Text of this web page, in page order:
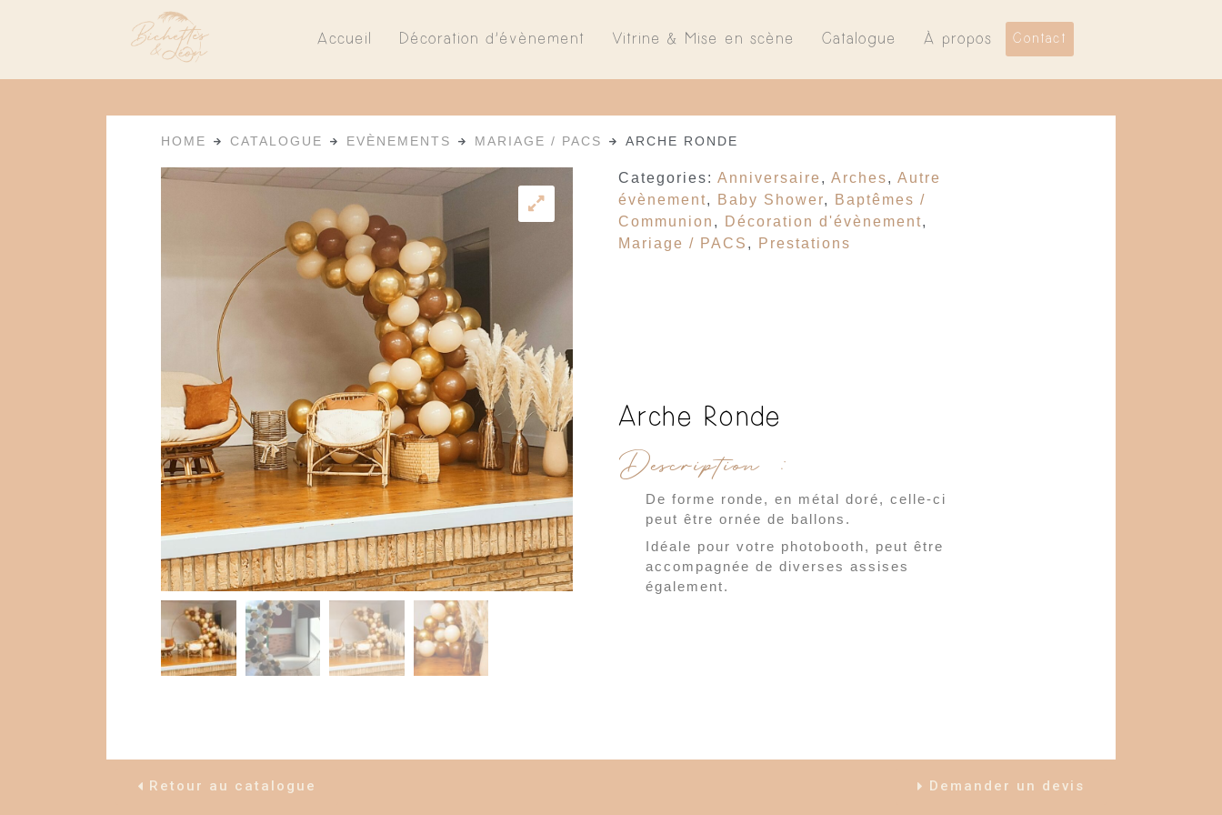
Accueil Décoration d’évènement Vitrine & Mise en scène Catalogue À propos Contact
HOME CATALOGUE EVÈNEMENTS MARIAGE / PACS ARCHE RONDE
Categories: Anniversaire , Arches, Autre
évènement, Baby Shower,
Baptêmes /
Communion , Décoration d'évènement,
Mariage / PACS , Prestations
Arche Ronde
Description :
De forme ronde, en métal doré, celle-ci
peut être ornée de ballons.
Idéale pour votre photobooth, peut être
accompagnée de diverses assises
également.
Retour au catalogue Demander un devis